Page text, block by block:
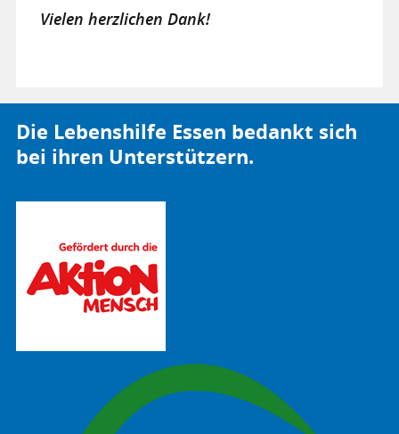
Vielen herzlichen Dank!
Die Lebenshilfe Essen bedankt sich
bei ihren Unterstützern.